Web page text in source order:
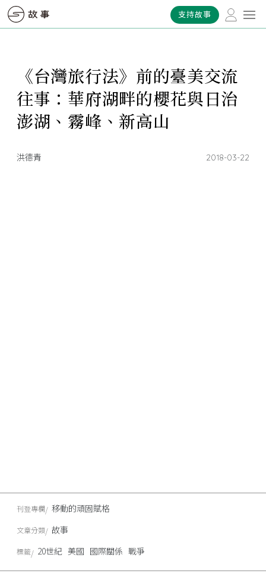
支持故事
《台灣旅行法》前的臺美交流
往事：華府湖畔的櫻花與日治
澎湖、霧峰、新高山
洪德青 2018-03-22
刊登專欄 移動的頑固賦格
文章分類 故事
標籤 20世紀 美國 國際關係 戰爭